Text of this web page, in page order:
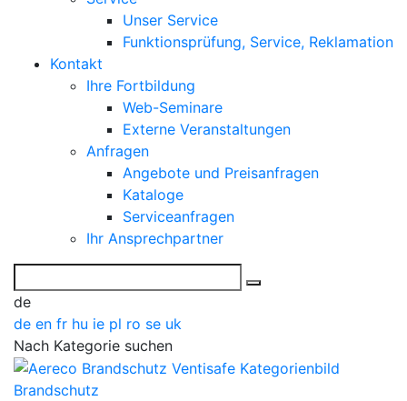
Unser Service
Funktionsprüfung, Service, Reklamation
Kontakt
Ihre Fortbildung
Web-Seminare
Externe Veranstaltungen
Anfragen
Angebote und Preisanfragen
Kataloge
Serviceanfragen
Ihr Ansprechpartner
de
de en fr hu ie pl ro se uk
Nach Kategorie suchen
Brandschutz